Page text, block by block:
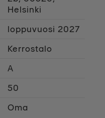
Helsinki
loppuvuosi 2027
Kerrostalo
A
50
Oma